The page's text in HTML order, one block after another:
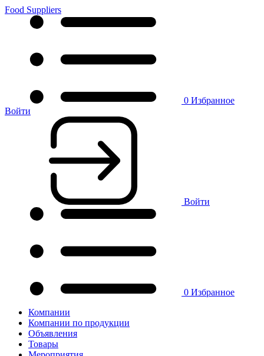
Food Suppliers
0 Избранное
Войти
Войти
0 Избранное
Компании
Компании по продукции
Объявления
Товары